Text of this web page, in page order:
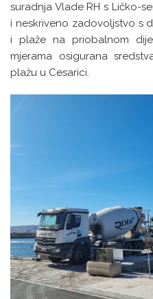
suradnja Vlade RH s Ličko-
i neskriveno zadovoljstvo s
i plaže na priobalnom
mjerama osigurana
plažu u Cesarici.